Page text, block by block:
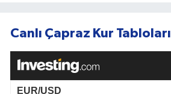
Canlı Çapraz Kur Tabloları